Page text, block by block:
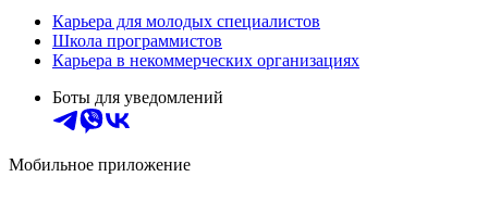
Карьера для молодых специалистов
Школа программистов
Карьера в некоммерческих организациях
Боты для уведомлений
Мобильное приложение